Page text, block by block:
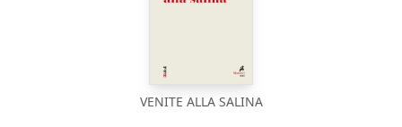
VENITE ALLA SALINA